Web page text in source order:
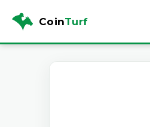
CoinTurf